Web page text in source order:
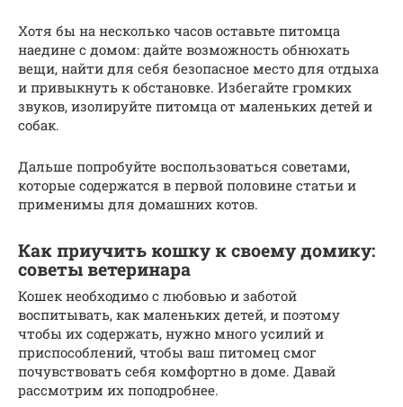
Хотя бы на несколько часов оставьте питомца
наедине с домом: дайте возможность обнюхать
вещи, найти для себя безопасное место для отдыха
и привыкнуть к обстановке. Избегайте громких
звуков, изолируйте питомца от маленьких детей и
собак.
Дальше попробуйте воспользоваться советами,
которые содержатся в первой половине статьи и
применимы для домашних котов.
Как приучить кошку к своему домику:
советы ветеринара
Кошек необходимо с любовью и заботой
воспитывать, как маленьких детей, и поэтому
чтобы их содержать, нужно много усилий и
приспособлений, чтобы ваш питомец смог
почувствовать себя комфортно в доме. Давай
рассмотрим их поподробнее.